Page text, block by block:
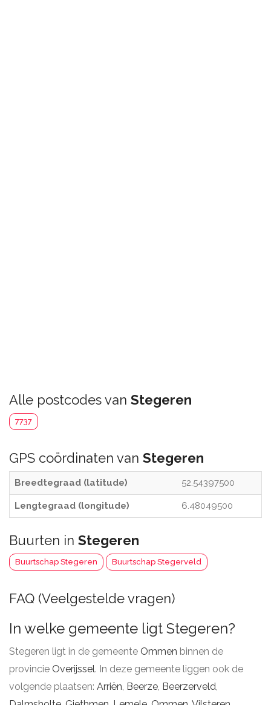
Alle postcodes van Stegeren
7737
GPS coördinaten van Stegeren
Breedtegraad (latitude) 52.54397500
Lengtegraad (longitude) 6.48049500
Buurten in Stegeren
Buurtschap Stegeren Buurtschap Stegerveld
FAQ (Veelgestelde vragen)
In welke gemeente ligt Stegeren?
Stegeren ligt in de gemeente Ommen binnen de
provincie Overijssel. In deze gemeente liggen ook de
volgende plaatsen: Arriën, Beerze, Beerzerveld,